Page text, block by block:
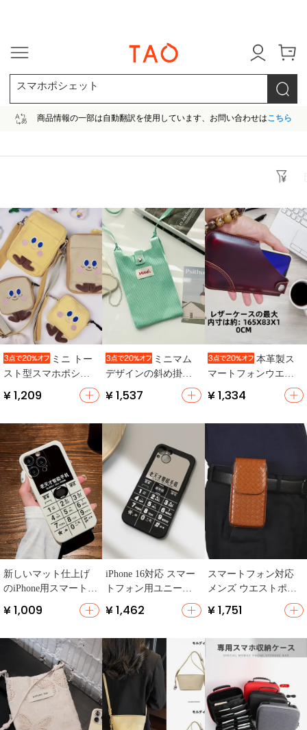
スマホポシェット
商品情報の一部は自動翻訳を使用しています、お問い合わせはこちら
ミニ トー
スト型スマホポシェ
ット【カジュアル・
キャンバス・ショル
¥ 1,209
ミニマム
デザインの斜め掛け
【毛糸製・ストラッ
用】
¥ 1,537
本革製ス
マートフォンウエス
トポーチ【牛革・運
動用・収納便利】
¥ 1,334
新しいマット仕上げ
のiPhone用スマートフ
ォンケース【ユニー
クデザイン・柔らか
¥ 1,009
iPhone 16対応 スマー
トフォン用ユニーク
ケース【Apple・HUA
WEI・Xiaomi・VIVO
¥ 1,462
スマートフォン対応
メンズ ウエストポー
チ【ミニサイズ・薄
型・縦型・レザー
¥ 1,751